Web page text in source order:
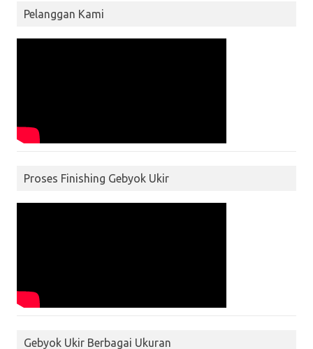
Pelanggan Kami
Proses Finishing Gebyok Ukir
Gebyok Ukir Berbagai Ukuran